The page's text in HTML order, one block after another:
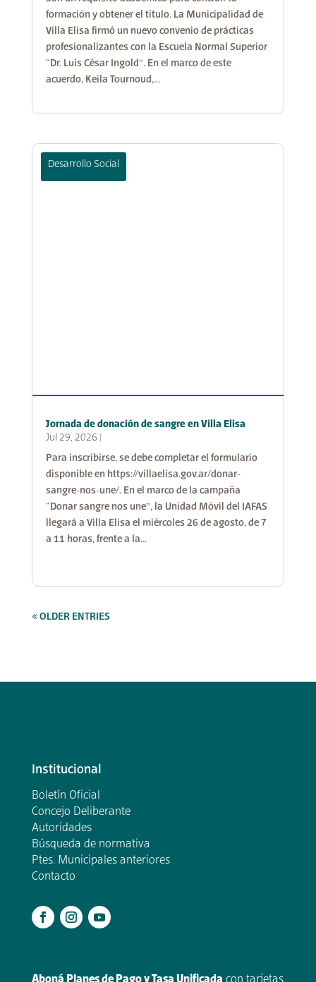
formación y obtener el título. La Municipalidad de
Villa Elisa firmó un nuevo convenio de prácticas
profesionalizantes con la Escuela Normal Superior
“Dr. Luis César Ingold”. En el marco de este
acuerdo, Keila Tournoud,...
Jornada de donación de sangre en Villa Elisa
Jul 29, 2026
Desarrollo Social
Para inscribirse, se debe completar el formulario
disponible en https://villaelisa.gov.ar/donar-
sangre-nos-une/. En el marco de la campaña
“Donar sangre nos une”, la Unidad Móvil del IAFAS
llegará a Villa Elisa el miércoles 26 de agosto, de 7
a 11 horas, frente a la...
« OLDER ENTRIES
Institucional
Boletín Oficial
Concejo Deliberante
Autoridades
Búsqueda de normativa
Ptes. Municipales anteriores
Contacto